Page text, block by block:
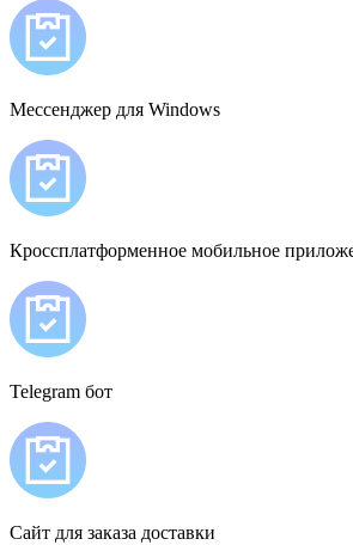
Мессенджер для Windows
Кроссплатформенное мобильное
Telegram бот
Сайт для заказа доставки